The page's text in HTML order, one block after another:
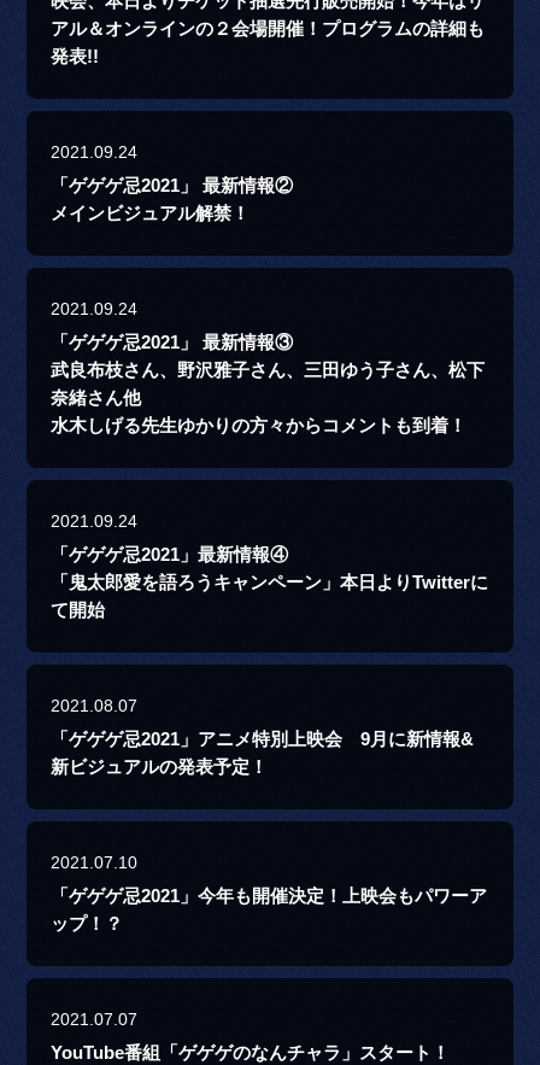
アル＆オンラインの２会場開催！プログラムの詳細も
発表!!
2021.09.24
「ゲゲゲ忌2021」 最新情報②
メインビジュアル解禁！
2021.09.24
「ゲゲゲ忌2021」 最新情報③
武良布枝さん、野沢雅子さん、三田ゆう子さん、松下
奈緒さん他
水木しげる先生ゆかりの方々からコメントも到着！
2021.09.24
「ゲゲゲ忌2021」最新情報④
「鬼太郎愛を語ろうキャンペーン」本日よりTwitterに
て開始
2021.08.07
「ゲゲゲ忌2021」アニメ特別上映会 9月に新情報&
新ビジュアルの発表予定！
2021.07.10
「ゲゲゲ忌2021」今年も開催決定！上映会もパワーア
ップ！？
2021.07.07
YouTube番組「ゲゲゲのなんチャラ」スタート！